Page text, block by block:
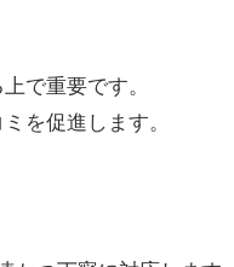
で重要です。
を促進します。